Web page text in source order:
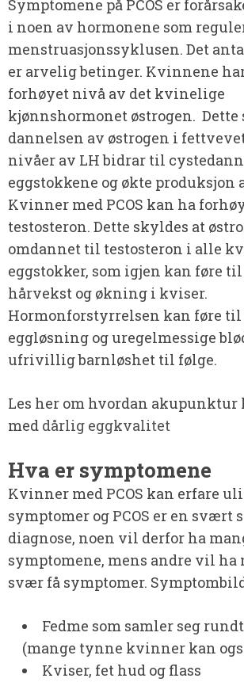
Symptomene på PCOS er
i noen av hormonene som
menstruasjonssyklusen. Det
er arvelig betinger. Kvinnene
forhøyet nivå av det kvinelige
kjønnshormonet østrogen. Dette
dannelsen av østrogen i
nivåer av LH bidrar til
eggstokkene og økte produksjon
Kvinner med PCOS kan ha
testosteron. Dette skyldes at
omdannet til testosteron i alle
eggstokker, som igjen kan føre
hårvekst og økning i kviser.
Hormonforstyrrelsen kan føre
eggløsning og uregelmessige
ufrivillig barnløshet til følge.
Les her om hvordan akupunktur
med dårlig eggkvalitet
Hva er symptomene
Kvinner med PCOS kan erfare
symptomer og PCOS er en svært
diagnose, noen vil derfor ha
symptomene, mens andre vil ha
svær få symptomer.
Fedme som samler seg
(mange tynne kvinner kan
Kviser, fet hud og flass